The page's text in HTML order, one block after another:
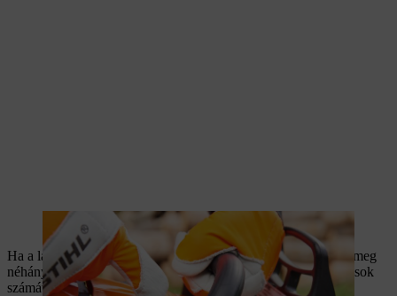
A dekompressziós szelep megnyomása megkönnyíti az indítást.
Ha a láncfűrész rendelkezik üzemanyag-szivattyúval, nyomja meg
néhányszor. Ez megkönnyíti az indítást, és csökkenti a berántások
számát.